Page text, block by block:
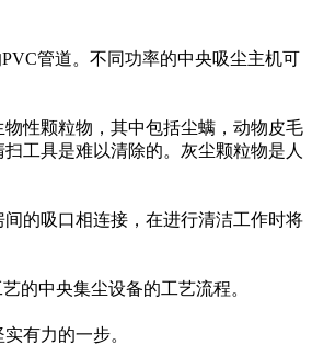
管道。不同功率的中央吸尘主机可
性颗粒物，其中包括尘螨，动物皮毛
工具是难以清除的。灰尘颗粒物是人
的吸口相连接，在进行清洁工作时将
的中央集尘设备的工艺流程。
有力的一步。